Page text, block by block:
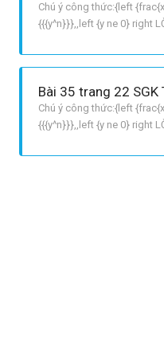
Chú ý công thức:{left
{{{y^n}}},,left {y ne 0} right
= frac{1}{2}^{5} => m = 5
Bài 35 trang 22 SGK
Chú ý công thức:{left
{{{y^n}}},,left {y ne 0} right
= frac{1}{2}^{5} => m = 5